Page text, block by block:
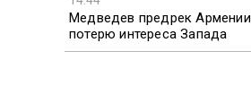
Медведев предрек Армении
потерю интереса Запада